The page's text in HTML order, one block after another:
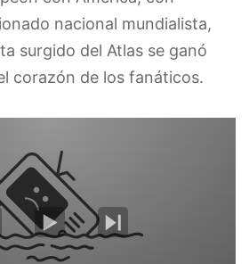
nacional mundialista,
surgido del Atlas se ganó
corazón de los fanáticos.